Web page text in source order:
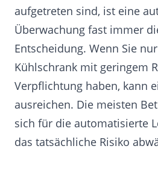
aufgetreten sind, ist eine
Überwachung fast immer
Entscheidung. Wenn Sie
Kühlschrank mit geringem
Verpflichtung haben, kann
ausreichen. Die meisten
sich für die automatisierte
das tatsächliche Risiko